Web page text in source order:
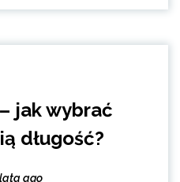
jak wybrać
długość?
ago